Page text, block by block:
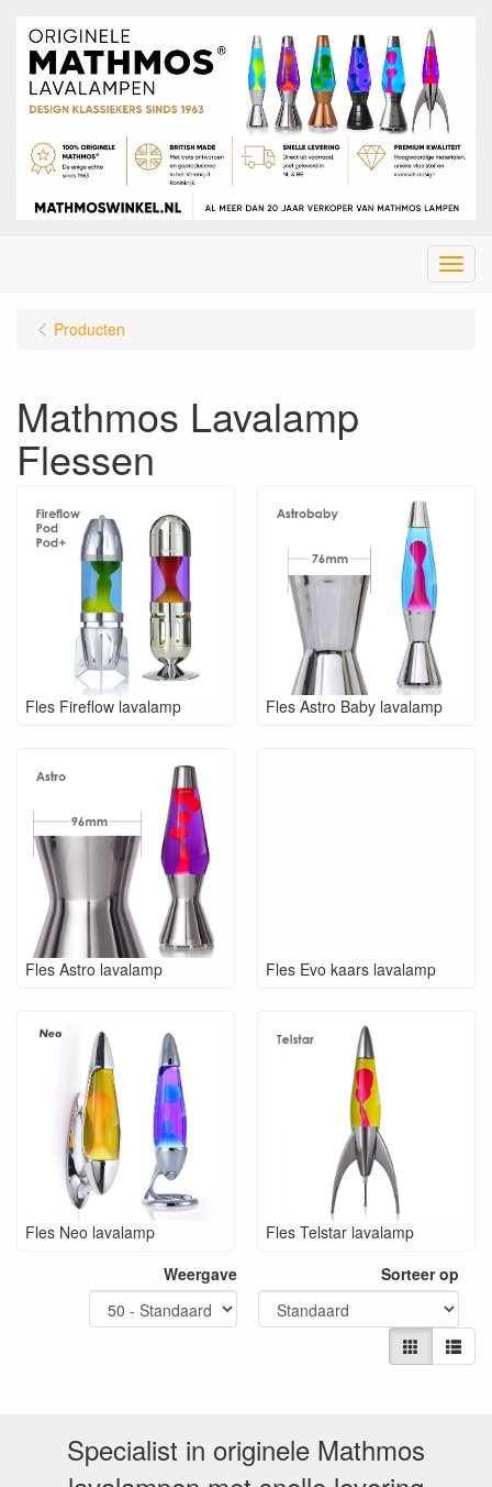
Menu
Producten
Mathmos Lavalamp
Flessen
Fles Fireflow lavalamp Fles Astro Baby lavalamp
Fles Astro lavalamp Fles Evo kaars lavalamp
Fles Neo lavalamp
Fles Telstar lavalamp
Weergave
Sorteer op
Specialist in originele Mathmos